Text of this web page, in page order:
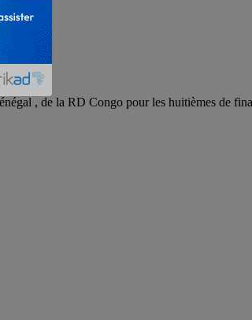
, de la RD Congo pour les huitièmes de